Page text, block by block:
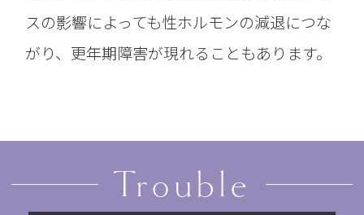
スの影響によっても性ホルモンの減退につな
がり、更年期障害が現れることもあります。
Trouble